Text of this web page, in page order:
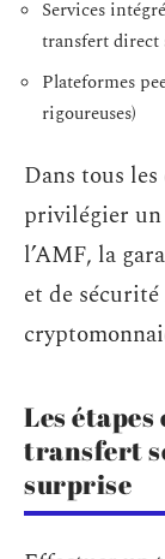
Services
transfert
Plateformes
rigoureuses)
Dans tous
privilégier un
l’AMF, la
et de
Les
transfert
surprise